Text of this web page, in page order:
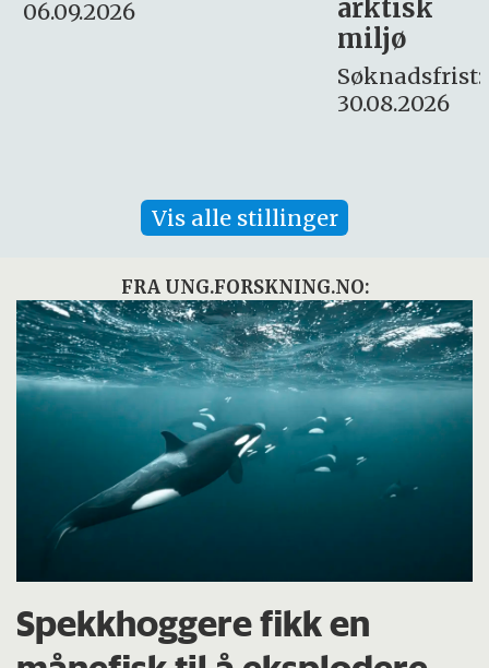
Søknadsfrist:
16. august.
Vis alle stillinger
FRA UNG.FORSKNING.NO:
Spekkhoggere fikk en